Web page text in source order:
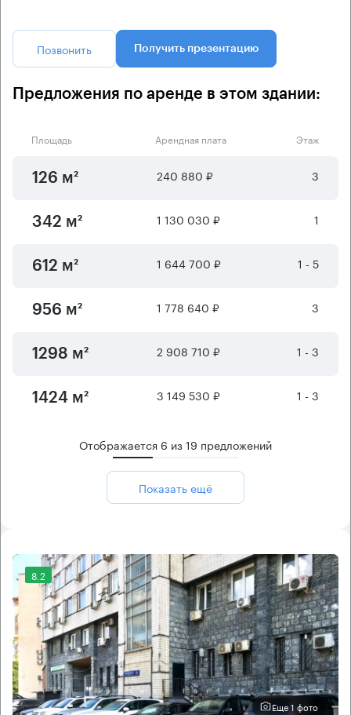
Позвонить Получить презентацию
Предложения по аренде в этом здании:
Площадь Арендная плата Этаж
126 м² 240 880 ₽ 3
342 м² 1 130 030 ₽ 1
612 м² 1 644 700 ₽ 1 - 5
956 м² 1 778 640 ₽ 3
1298 м² 2 908 710 ₽ 1 - 3
1424 м² 3 149 530 ₽ 1 - 3
Отображается 6 из19 предложений
Показать ещё
8.2
Еще 1 фото